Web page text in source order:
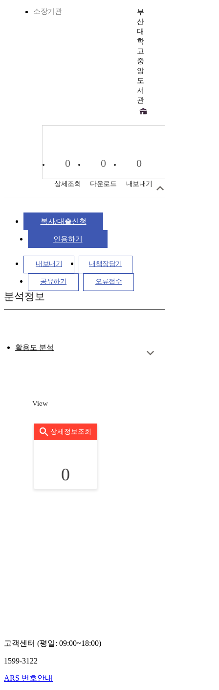
소장기관
부
산
대
학
교
중
앙
도
서
관
0
상세조회
0
다운로드
0
내보내기
복사/대출신청
인용하기
내보내기 내책장담기
공유하기 오류접수
분석정보
활용도 분석
View
상세정보조회
0
고객센터 (평일: 09:00~18:00)
1599-3122
ARS 번호안내